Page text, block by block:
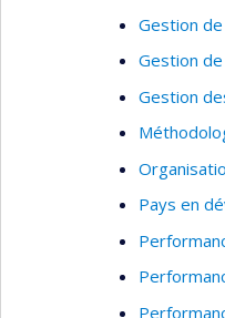
Coaching
Secteurs
Santé
Institutions
Projets
PME et
Gestion
Gestion
Gestion
Pays en